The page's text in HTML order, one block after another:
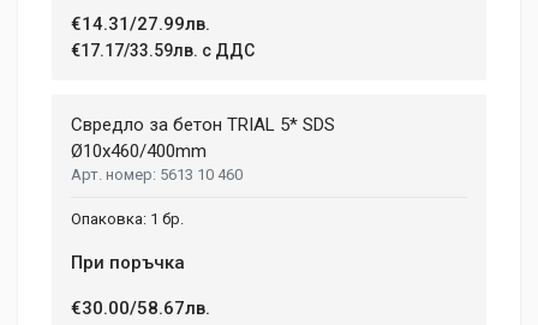
€14.31/27.99лв.
€17.17/33.59лв. с ДДС
Свредло за бетон TRIAL 5* SDS
Ø10x460/400mm
5613 10 460
1 бр.
При поръчка
€30.00/58.67лв.